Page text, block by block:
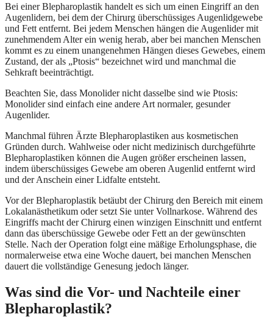
Bei einer Blepharoplastik handelt es sich um einen Eingriff an den
Augenlidern, bei dem der Chirurg überschüssiges Augenlidgewebe
und Fett entfernt. Bei jedem Menschen hängen die Augenlider mit
zunehmendem Alter ein wenig herab, aber bei manchen Menschen
kommt es zu einem unangenehmen Hängen dieses Gewebes, einem
Zustand, der als „Ptosis“ bezeichnet wird und manchmal die
Sehkraft beeinträchtigt.
Beachten Sie, dass Monolider nicht dasselbe sind wie Ptosis:
Monolider sind einfach eine andere Art normaler, gesunder
Augenlider.
Manchmal führen Ärzte Blepharoplastiken aus kosmetischen
Gründen durch. Wahlweise oder nicht medizinisch durchgeführte
Blepharoplastiken können die Augen größer erscheinen lassen,
indem überschüssiges Gewebe am oberen Augenlid entfernt wird
und der Anschein einer Lidfalte entsteht.
Vor der Blepharoplastik betäubt der Chirurg den Bereich mit einem
Lokalanästhetikum oder setzt Sie unter Vollnarkose. Während des
Eingriffs macht der Chirurg einen winzigen Einschnitt und entfernt
dann das überschüssige Gewebe oder Fett an der gewünschten
Stelle. Nach der Operation folgt eine mäßige Erholungsphase, die
normalerweise etwa eine Woche dauert, bei manchen Menschen
dauert die vollständige Genesung jedoch länger.
Was sind die Vor- und Nachteile einer
Blepharoplastik?